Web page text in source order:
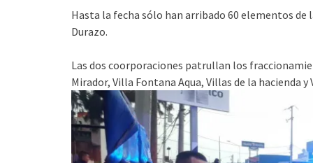
Hasta la fecha sólo han arribado 60 elementos
Durazo.
Las dos coorporaciones patrullan los
Mirador, Villa Fontana Aqua, Villas de la hacienda y